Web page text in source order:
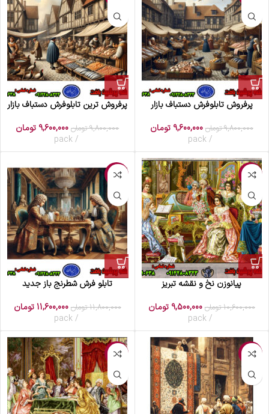
پرفروش تابلوفرش دستباف بازار
9,800,000 تومان 9,600,000 تومان
pack
پرفروش ترین تابلوفرش دستباف بازار
9,800,000 تومان 9,600,000 تومان
pack
-10%
پیانوزن نخ و نقشه تبریز
10,600,000 تومان 9,500,000 تومان
pack
-2%
تابلو فرش شطرنج باز جدید
11,800,000 تومان 11,600,000 تومان
pack
-8%
-1%